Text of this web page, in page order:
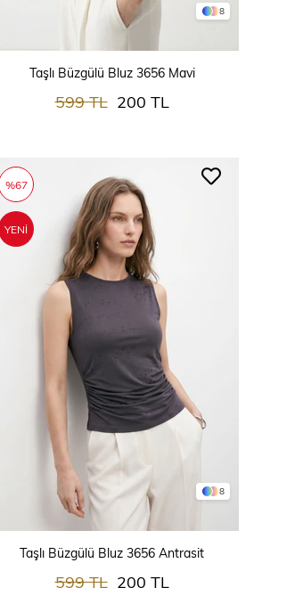
8
SEPETE EKLE
Taşlı Büzgülü Bluz 3656 Mavi
200 TL
599 TL
8
Taşlı Büzgülü Bluz 3656 Antrasit
200 TL
599 TL
%67
YENI